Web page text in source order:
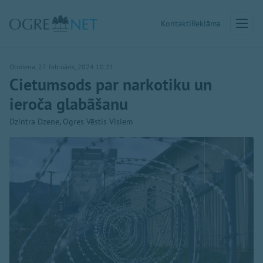
KontaktiReklāma
Otrdiena, 27. februāris, 2024 10:21
Cietumsods par narkotiku un
ieroča glabāšanu
Dzintra Dzene, Ogres Vēstis Visiem